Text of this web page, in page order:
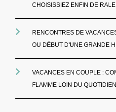
CHOISISSIEZ ENFIN DE
RENCONTRES DE
OU DÉBUT D'UNE GRANDE
VACANCES EN COUPLE :
FLAMME LOIN DU